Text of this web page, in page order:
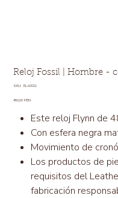
Reloj Fossil | Hombre -
SKU: SKU
ELA0012
Precio
450,00 PEN
Este reloj Flynn de
Con esfera negra
Movimiento de
Los productos de
requisitos del
fabricación